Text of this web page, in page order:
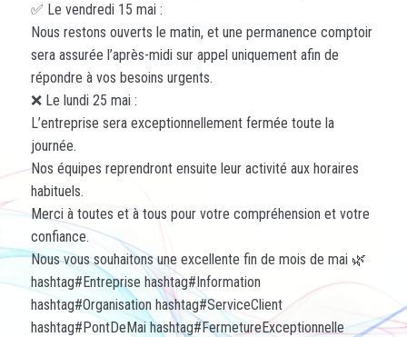
✅ Le vendredi 15 mai :
Nous restons ouverts le matin, et une permanence comptoir
sera assurée l’après-midi sur appel uniquement afin de
répondre à vos besoins urgents.
❌ Le lundi 25 mai :
L’entreprise sera exceptionnellement fermée toute la
journée.
Nos équipes reprendront ensuite leur activité aux horaires
habituels.
Merci à toutes et à tous pour votre compréhension et votre
confiance.
Nous vous souhaitons une excellente fin de mois de mai 🌿
hashtag#Entreprise hashtag#Information
hashtag#Organisation hashtag#ServiceClient
hashtag#PontDeMai hashtag#FermetureExceptionnelle